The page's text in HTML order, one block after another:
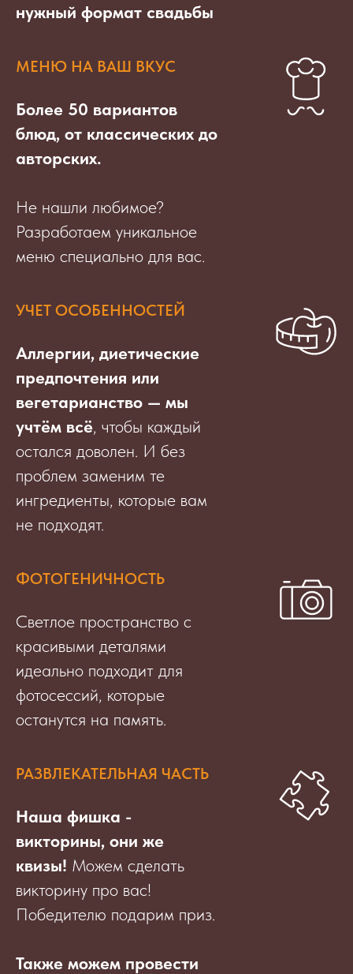
нужный формат свадьбы
МЕНЮ НА ВАШ ВКУС
Более 50 вариантов
блюд, от классических до
авторских.
Не нашли любимое?
Разработаем уникальное
меню специально для вас.
УЧЕТ ОСОБЕННОСТЕЙ
Аллергии, диетические
предпочтения или
вегетарианство — мы
учтём всё, чтобы каждый
остался доволен. И без
проблем заменим те
ингредиенты, которые вам
не подходят.
ФОТОГЕНИЧНОСТЬ
Светлое пространство с
красивыми деталями
идеально подходит для
фотосессий, которые
останутся на память.
РАЗВЛЕКАТЕЛЬНАЯ ЧАСТЬ
Наша фишка -
викторины, они же
квизы! Можем сделать
викторину про вас!
Победителю подарим приз.
Также можем провести